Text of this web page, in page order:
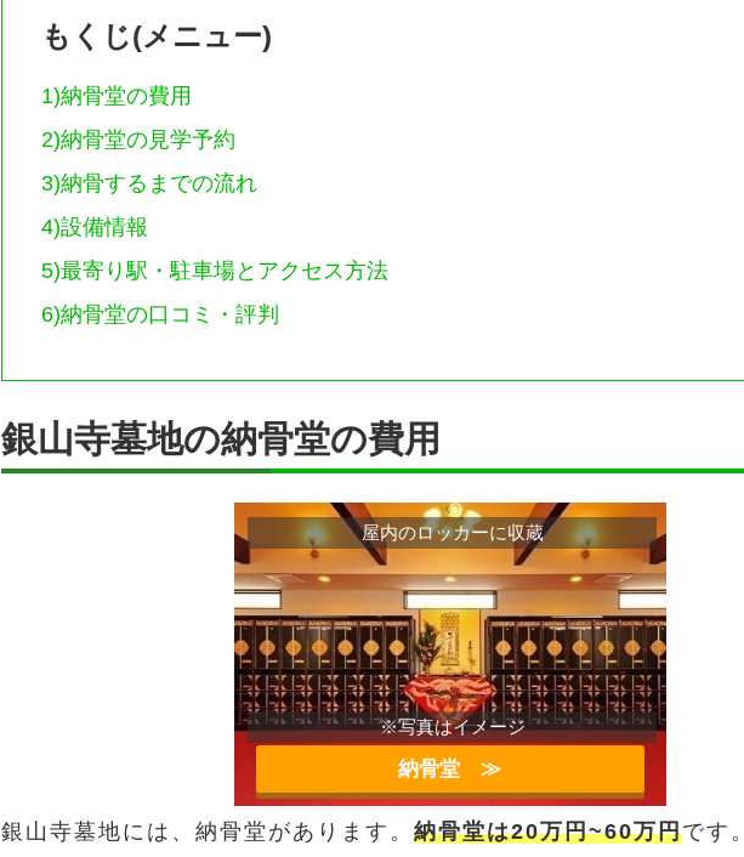
もくじ(メニュー)
1)納骨堂の費用
2)納骨堂の見学予約
3)納骨するまでの流れ
4)設備情報
5)最寄り駅・駐車場とアクセス方法
6)納骨堂の口コミ・評判
銀山寺墓地の納骨堂の費用
屋内のロッカーに収蔵
※写真はイメージ
納骨堂 ≫︎
銀山寺墓地には、納骨堂があります。 納骨堂は20万円~60万円です。